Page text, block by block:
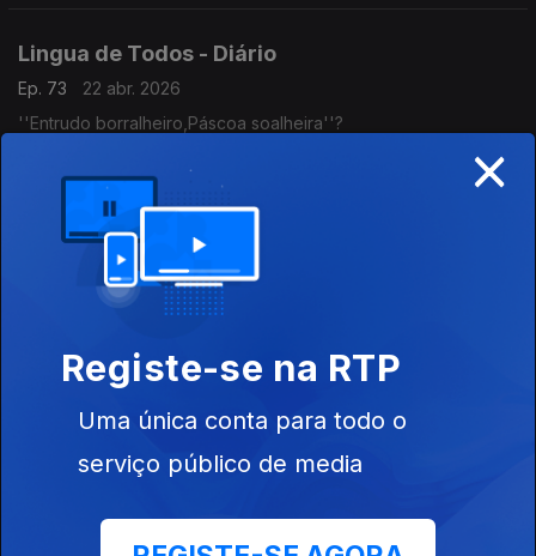
Lingua de Todos - Diário
Ep. 73
22 abr. 2026
''Entrudo borralheiro,Páscoa soalheira''?
Lingua de Todos - Diário
Ep. 72
21 abr. 2026
O til (~) é um acento gráfico?
Lingua de Todos - Diário
Esclarecimentos sobre a pontuação.
Lingua de Todos - Diário
×
Registe-se na RTP
Uma única conta para todo o
serviço público de media